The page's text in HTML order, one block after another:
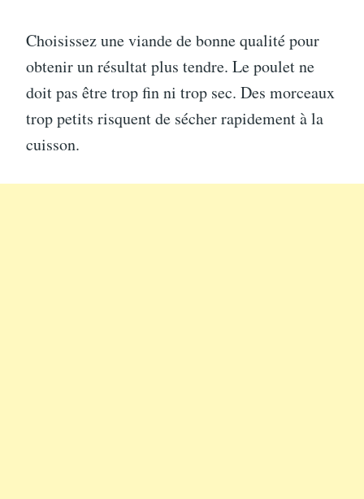
Choisissez une viande de bonne qualité pour
obtenir un résultat plus tendre. Le poulet ne
doit pas être trop fin ni trop sec. Des morceaux
trop petits risquent de sécher rapidement à la
cuisson.